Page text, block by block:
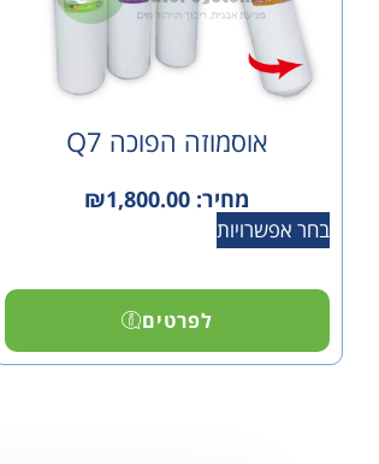
אוסמוזה הפוכה Q7
מחיר: ₪1,800.00
בחר אפשרויות
לפרטים